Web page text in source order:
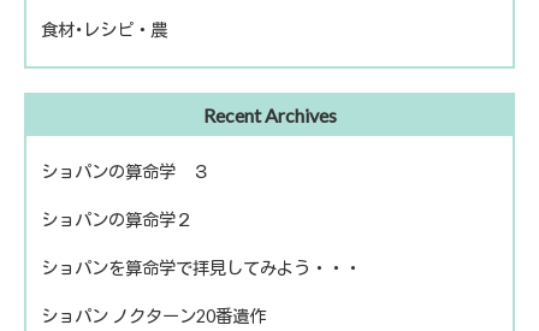
運命を左右する星について
冬のソナタ
食材･レシピ・農
Recent Archives
ショパンの算命学 ３
ショパンの算命学２
ショパンを算命学で拝見してみよう・・・
ショパン ノクターン20番遺作